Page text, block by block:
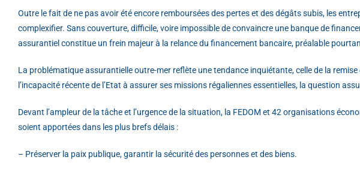
Outre le fait de ne pas avoir été encore remboursées des pertes et des dégâts subis, les
complexifier. Sans couverture, difficile, voire impossible de convaincre une banque de
assurantiel constitue un frein majeur à la relance du financement bancaire, préalable
La problématique assurantielle outre-mer reflète une tendance inquiétante, celle de la
l’incapacité récente de l’Etat à assurer ses missions régaliennes essentielles, la question
Devant l’ampleur de la tâche et l’urgence de la situation, la FEDOM et 42 organisations
soient apportées dans les plus brefs délais :
– Préserver la paix publique, garantir la sécurité des personnes et des biens.